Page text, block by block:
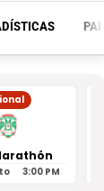
3:00 PM